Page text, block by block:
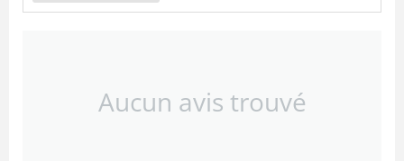
Aucun avis trouvé